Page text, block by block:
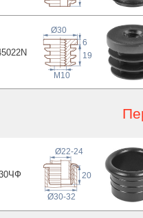
2N
6
19
M10
Ø30
ЧФ
Ø30-32
20
Ø22-24